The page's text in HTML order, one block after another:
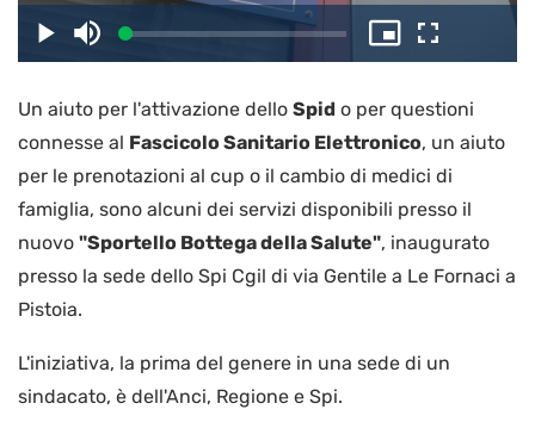
il
video
PlayDisattiva
l’audio
Caricato:
3.24%
Picture-
in-
Schermo
intero
Un aiuto per l'attivazione dello Spid o per questioni
connesse al Fascicolo Sanitario Elettronico, un aiuto
per le prenotazioni al cup o il cambio di medici di
famiglia, sono alcuni dei servizi disponibili presso il
nuovo "Sportello Bottega della Salute", inaugurato
presso la sede dello Spi Cgil di via Gentile a Le Fornaci a
Pistoia.
L'iniziativa, la prima del genere in una sede di un
sindacato, è dell'Anci, Regione e Spi.